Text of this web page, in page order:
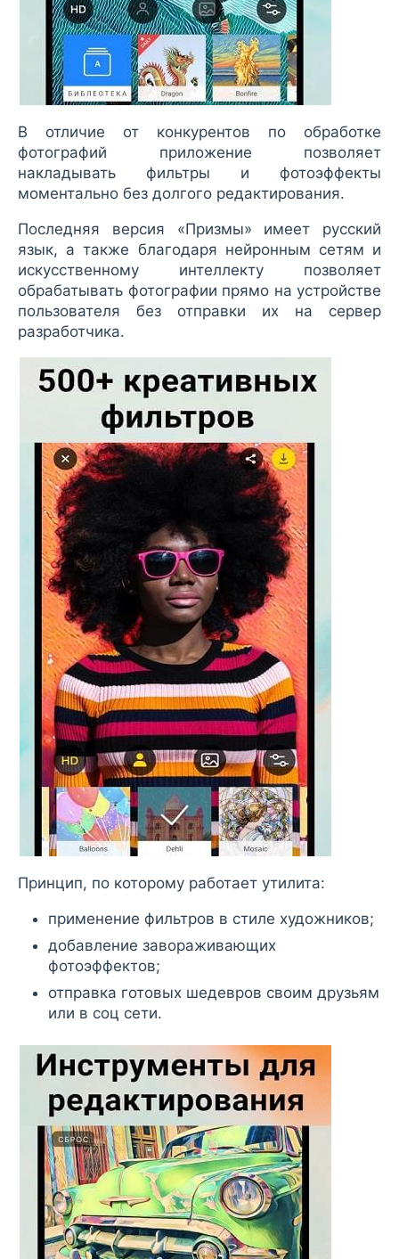
В отличие от конкурентов по обработке
фотографий приложение позволяет
накладывать фильтры и фотоэффекты
моментально без долгого редактирования.
Последняя версия «Призмы» имеет русский
язык, а также благодаря нейронным сетям и
искусственному интеллекту позволяет
обрабатывать фотографии прямо на устройстве
пользователя без отправки их на сервер
разработчика.
Принцип, по которому работает утилита:
применение фильтров в стиле художников;
добавление завораживающих
фотоэффектов;
отправка готовых шедевров своим друзьям
или в соц сети.